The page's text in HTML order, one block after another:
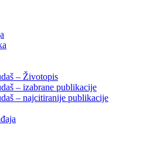
– Životopis
– izabrane publikacije
– najcitiranije publikacije